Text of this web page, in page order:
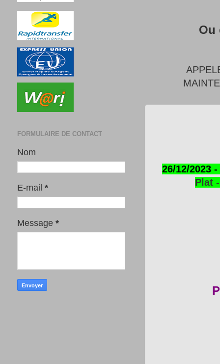
Ou
26/12/2023
Plat
FORMULAIRE DE CONTACT
Nom
E-mail *
Message *